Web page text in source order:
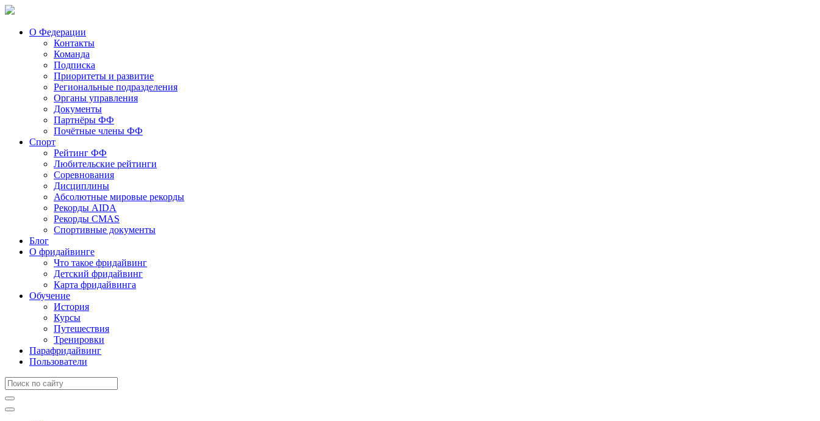
О Федерации
Контакты
Команда
Подписка
Приоритеты и развитие
Региональные подразделения
Органы управления
Документы
Партнёры ФФ
Почётные члены ФФ
Спорт
Рейтинг ФФ
Любительские рейтинги
Соревнования
Дисциплины
Абсолютные мировые рекорды
Рекорды AIDA
Рекорды CMAS
Спортивные документы
Блог
О фридайвинге
Что такое фридайвинг
Детский фридайвинг
Карта фридайвинга
Обучение
История
Курсы
Путешествия
Тренировки
Парафридайвинг
Пользователи